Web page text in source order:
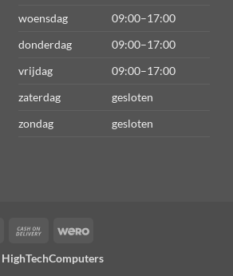
woensdag
09:00–17:00
donderdag
09:00–17:00
vrijdag
09:00–17:00
zaterdag
gesloten
zondag
gesloten
IDeal
Cash
Delivery
Wero
HighTechComputers